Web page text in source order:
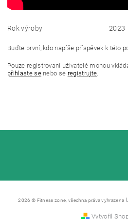
Rok výroby 2023
Buďte první, kdo napíše příspěvek k této
Pouze registrovaní uživatelé mohou
přihlaste senebo se registrujte.
2026 © Fitness zone, všechna práva vyhrazena
Vytvořil